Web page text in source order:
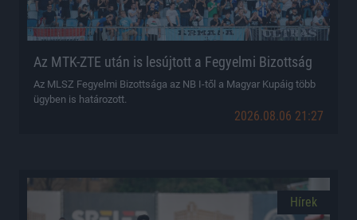
Az MTK-ZTE után is lesújtott a Fegyelmi Bizottság
Az MLSZ Fegyelmi Bizottsága az NB I-től a Magyar Kupáig több
ügyben is határozott.
2026.08.06 21:27
Hírek